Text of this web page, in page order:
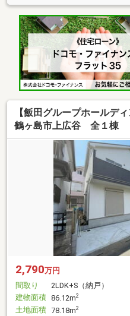
【飯田グループホールデ
鶴ヶ島市上広谷 全１棟
2,790万円
間取り
2LDK+S（納戸）
建物面積 86.12m2
土地面積 78.18m2